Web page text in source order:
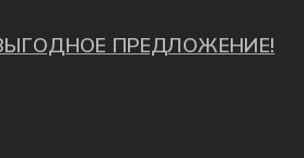
ПРЕДЛОЖЕНИЕ!